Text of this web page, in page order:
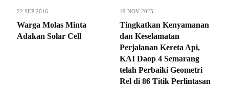
22 SEP 2016
Warga Molas Minta
Adakan Solar Cell
19 NOV 2025
Tingkatkan Kenyamanan
dan Keselamatan
Perjalanan Kereta Api,
KAI Daop 4 Semarang
telah Perbaiki Geometri
Rel di 86 Titik Perlintasan